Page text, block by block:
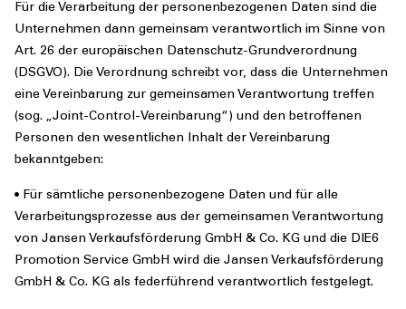
Für die Verarbeitung der personenbezogenen Daten sind die
Unternehmen dann gemeinsam verantwortlich im Sinne von
Art. 26 der europäischen Datenschutz-Grundverordnung
(DSGVO). Die Verordnung schreibt vor, dass die Unternehmen
eine Vereinbarung zur gemeinsamen Verantwortung treffen
(sog. „Joint-Control-Vereinbarung“) und den betroffenen
Personen den wesentlichen Inhalt der Vereinbarung
bekanntgeben:
• Für sämtliche personenbezogene Daten und für alle
Verarbeitungsprozesse aus der gemeinsamen Verantwortung
von Jansen Verkaufsförderung GmbH & Co. KG und die DIE6
Promotion Service GmbH wird die Jansen Verkaufsförderung
GmbH & Co. KG als federführend verantwortlich festgelegt.